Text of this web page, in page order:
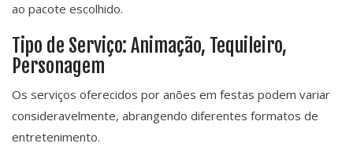
ao pacote escolhido.
Tipo de Serviço: Animação, Tequileiro,
Personagem
Os serviços oferecidos por anões em festas podem variar
consideravelmente, abrangendo diferentes formatos de
entretenimento.